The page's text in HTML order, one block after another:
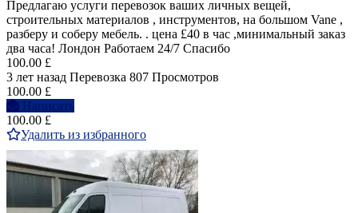
Предлагаю услуги перевозок ваших личных вещей,
строительных материалов , инструментов, на большом Vane ,
разберу и соберу мебель. . цена £40 в час ,минимальный заказ
два часа! Лондон Работаем 24/7 Спасибо
100.00 £
3 лет назад Перевозка 807 Просмотров
100.00 £
Написать
100.00 £
Удалить из избранного